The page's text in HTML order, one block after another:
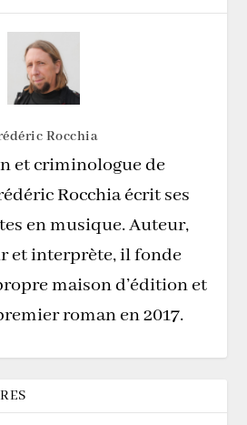
Rocchia
et criminologue de
Rocchia écrit ses
en musique. Auteur,
et interprète, il fonde
maison d’édition et
roman en 2017.